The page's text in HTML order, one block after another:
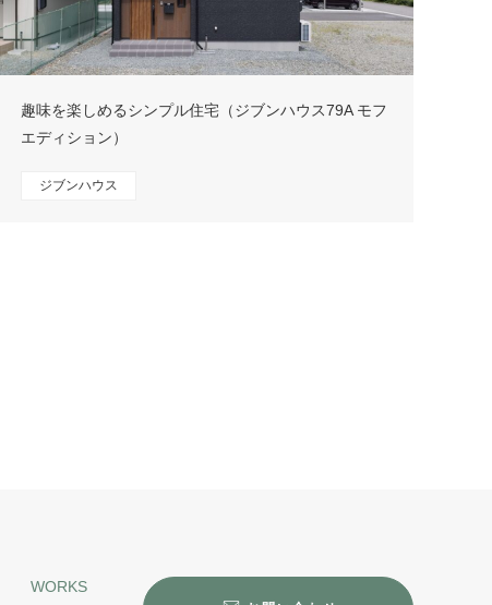
趣味を楽しめるシンプル住宅（ジブンハウス79A モフ
エディション）
ジブンハウス
WORKS